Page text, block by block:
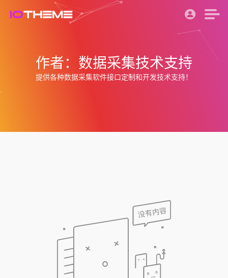
作者：数据采集技术支持
提供各种数据采集软件接口定制和开发技术支持！